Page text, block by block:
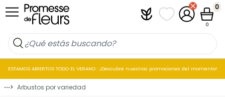
Ir al contenido PlantfitMis listas de
Mi cuenta
Cesta
0
0
ESTAMOS ABIERTOS TODO EL VERANO : ¡Descubre nuestras promociones del momento!
⋯> Arbustos por variedad